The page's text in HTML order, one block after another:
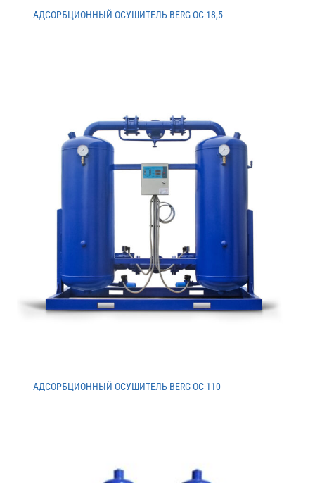
АДСОРБЦИОННЫЙ ОСУШИТЕЛЬ BERG ОС-18,5
АДСОРБЦИОННЫЙ ОСУШИТЕЛЬ BERG ОС-110